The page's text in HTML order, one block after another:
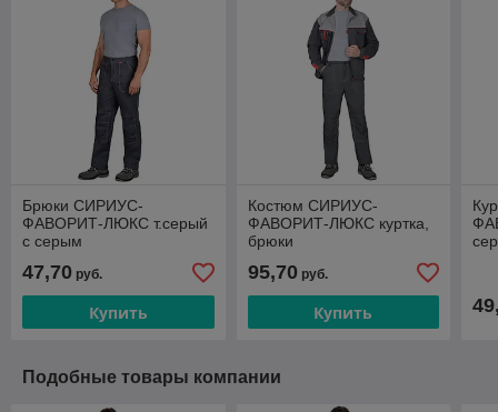
Брюки СИРИУС-
ФАВОРИТ-ЛЮКС т.серый
с серым
47,70 руб.
Купить
Костюм СИРИУС-
ФАВОРИТ-ЛЮКС куртка,
брюки
95,70руб.
Купить
Подобные товары компании